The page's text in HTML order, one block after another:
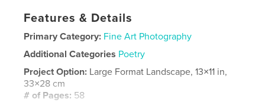
Features & Details
Primary Category: Fine Art Photography
Additional Categories Poetry
Project Option: Large Format Landscape, 13×11 in,
33×28 cm
# of Pages: 58